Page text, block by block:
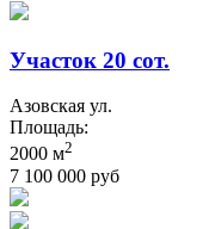
Участок 20 сот.
Азовская ул.
Площадь:
2000 м2
7 100 000 руб